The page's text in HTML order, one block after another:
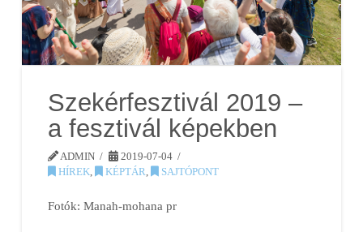
Szekérfesztivál 2019 –
a fesztivál képekben
ADMIN
2019-07-04
HÍREK, KÉPTÁR, SAJTÓPONT
Fotók: Manah-mohana pr